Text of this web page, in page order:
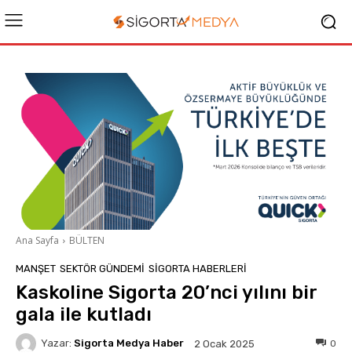
Ana Sayfa BÜLTEN
MANŞET SEKTÖR GÜNDEMİ SIGORTA HABERLERI
Kaskoline Sigorta 20’nci yılını bir
gala ile kutladı
Yazar: Sigorta Medya Haber 2 Ocak 2025 0